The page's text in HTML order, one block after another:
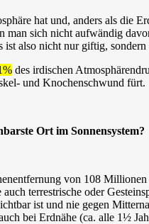
hat und, anders als die
man sich nicht aufwändig
also nicht nur giftig,
des irdischen
und Knochenschwund fürt.
Ort im Sonnensystem?
von 108
terrestrische oder
ist und nie gegen
bei Erdnähe (ca. alle 1½